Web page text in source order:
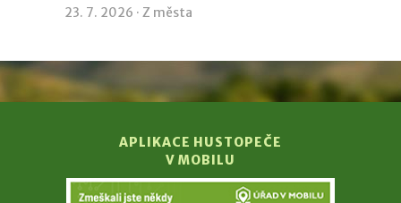
23. 7. 2026 · Z města
APLIKACE HUSTOPEČE
V MOBILU